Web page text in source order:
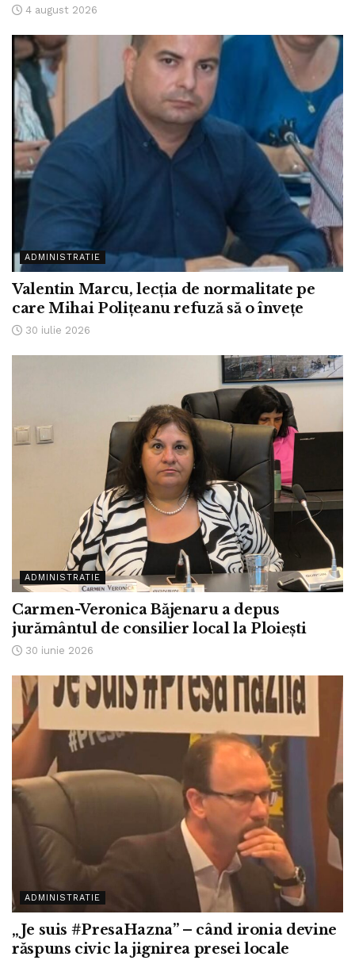
4 august 2026
ADMINISTRATIE
Valentin Marcu, lecția de normalitate pe
care Mihai Polițeanu refuză să o învețe
30 iulie 2026
ADMINISTRATIE
Carmen-Veronica Băjenaru a depus
jurământul de consilier local la Ploiești
30 iunie 2026
ADMINISTRATIE
„Je suis #PresaHazna” – când ironia devine
răspuns civic la jignirea presei locale